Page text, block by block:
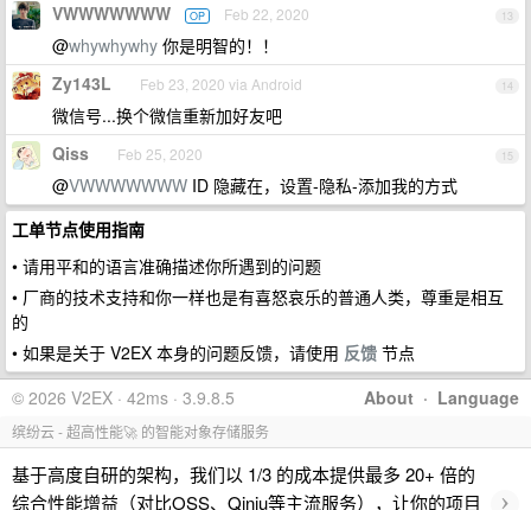
13
VWWWWWWW OP Feb 22, 2020
@whywhywhy 你是明智的！！
14
Zy143L Feb 23, 2020 via Android
微信号...换个微信重新加好友吧
15
Qiss Feb 25, 2020
@VWWWWWWW ID 隐藏在，设置-隐私-添加我的方式
工单节点使用指南
• 请用平和的语言准确描述你所遇到的问题
• 厂商的技术支持和你一样也是有喜怒哀乐的普通人类，尊重是相互
的
• 如果是关于 V2EX 本身的问题反馈，请使用 反馈 节点
About · Language
© 2026 V2EX · 42ms · 3.9.8.5
缤纷云 - 超高性能🚀 的智能对象存储服务
基于高度自研的架构，我们以 1/3 的成本提供最多 20+ 倍的
综合性能增益（对比OSS、Qiniu等主流服务），让你的项目
›